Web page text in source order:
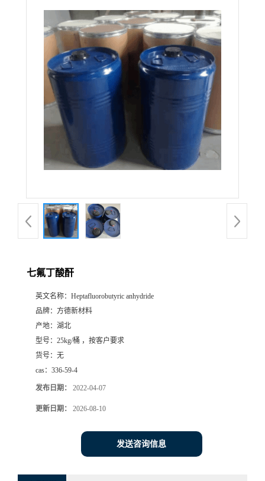
七氟丁酸酐
英文名称： Heptafluorobutyric anhydride
品牌： 方德新材料
产地： 湖北
型号： 25kg/桶 ，按客户要求
货号： 无
cas： 336-59-4
发布日期： 2022-04-07
更新日期： 2026-08-10
发送咨询信息